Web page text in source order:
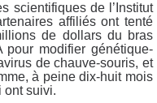
scien­ti­fiques de l’Ins­ti­tut
affi­liés ont ten­té
de dol­lars du bras
pour modi­fier géné­ti­que­
de chauve-sou­ris, et
à peine dix-huit mois
ont suivi.